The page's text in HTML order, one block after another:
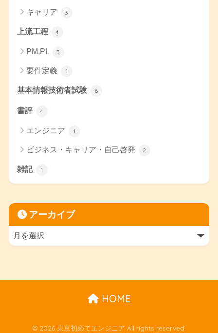
キャリア 3
上流工程 4
PM,PL 3
要件定義 1
基本情報技術者試験 6
書評 4
エンジニア 1
ビジネス・キャリア・自己啓発 2
雑記 1
アーカイブ
HOME
© 2026 東京初めてエンジニア All rights reserved.